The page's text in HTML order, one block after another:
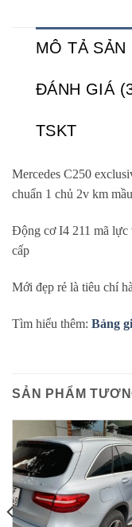
MÔ TẢ SẢN
ĐÁNH GIÁ
TSKT
Mercedes C250
chuẩn 1 chủ 2v km
Động cơ I4 211 mã lực
cấp
Mới đẹp rẻ là tiêu chí
Tìm hiểu thêm: Bảng
SẢN PHẨM